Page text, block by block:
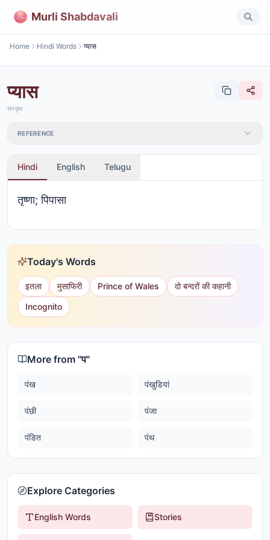
Murli Shabdavali
Home Hindi Words प्यास
प्यास
संस्कृत
REFERENCE
Hindi English Telugu
तृष्णा; पिपासा
Today's Words
इतला मुसाफिरी Prince of Wales
दो बन्दरों की कहानी
Incognito
More from "प"
पंख पंखुडियां
पंछी पंजा
पंडित पंथ
Explore Categories
English Words Stories